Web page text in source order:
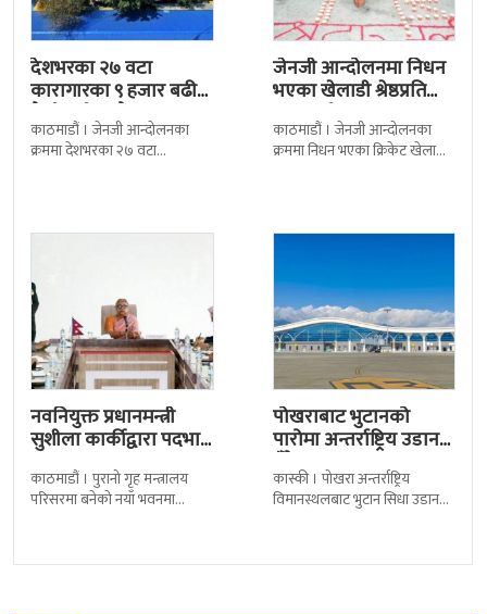
देशभरका २७ वटा
कारागारका ९ हजार बढी
कैदीबन्दी अझै फरार
काठमाडौं । जेनजी आन्दोलनका
क्रममा देशभरका २७ वटा
जेनजी आन्दोलनमा निधन
भएका खेलाडी श्रेष्ठप्रति
श्रद्धाञ्जली
काठमाडौं । जेनजी आन्दोलनका
क्रममा निधन भएका क्रिकेट खेलाडी
नवनियुक्त प्रधानमन्त्री
सुशीला कार्कीद्वारा पदभार
काठमाडौं । पुरानो गृह मन्त्रालय
परिसरमा बनेको नयाँ भवनमा
नवनियुक्त
पोखराबाट भुटानको
पारोमा अन्तर्राष्ट्रिय उडान
हुँदै
कास्की । पोखरा अन्तर्राष्ट्रिय
विमानस्थलबाट भुटान सिधा उडान
लागेको हो